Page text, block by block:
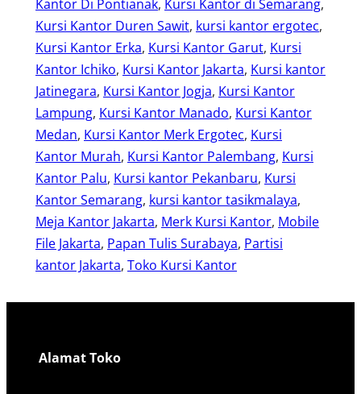
Kantor Di Pontianak, Kursi Kantor di Semarang
Kursi Kantor Duren Sawit, kursi kantor ergotec
Kursi Kantor Erka, Kursi Kantor Garut, Kursi
Kantor Ichiko, Kursi Kantor Jakarta, Kursi kantor
Jatinegara, Kursi Kantor Jogja, Kursi Kantor
Lampung, Kursi Kantor Manado, Kursi Kantor
Medan, Kursi Kantor Merk Ergotec, Kursi
Kantor Murah, Kursi Kantor Palembang, Kursi
Kantor Palu, Kursi kantor Pekanbaru, Kursi
Kantor Semarang, kursi kantor tasikmalaya
Meja Kantor Jakarta, Merk Kursi Kantor, Mobile
File Jakarta, Papan Tulis Surabaya, Partisi
kantor Jakarta, Toko Kursi Kantor
Alamat Toko